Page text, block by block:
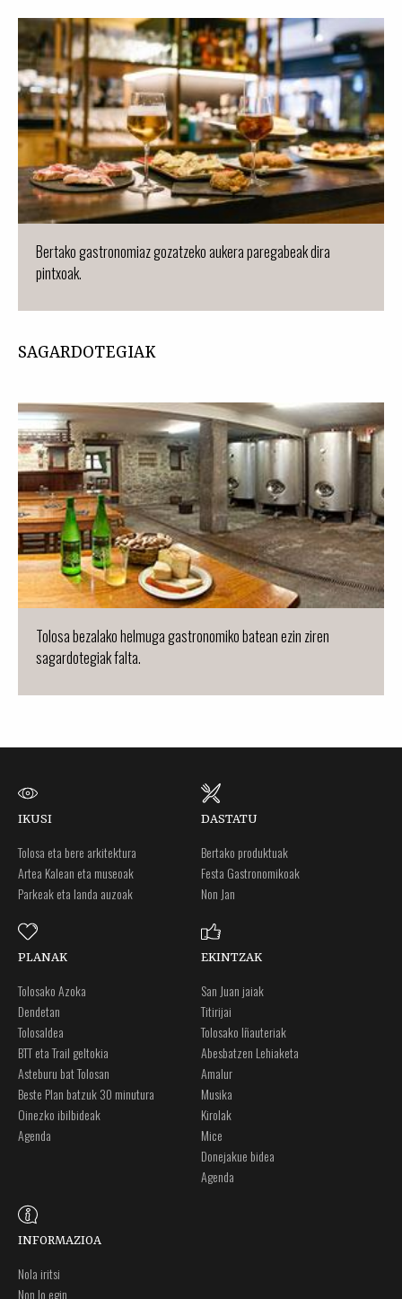
Bertako gastronomiaz gozatzeko aukera paregabeak dira
pintxoak.
SAGARDOTEGIAK
Tolosa bezalako helmuga gastronomiko batean ezin ziren
sagardotegiak falta.
IKUSI
Tolosa eta bere arkitektura
Artea Kalean eta museoak
Parkeak eta landa auzoak
DASTATU
Bertako produktuak
Festa Gastronomikoak
Non Jan
PLANAK
Tolosako Azoka
Dendetan
Tolosaldea
BTT eta Trail geltokia
Asteburu bat Tolosan
Beste Plan batzuk 30 minutura
Oinezko ibilbideak
Agenda
EKINTZAK
San Juan jaiak
Titirijai
Tolosako Iñauteriak
Abesbatzen Lehiaketa
Amalur
Musika
Kirolak
Mice
Donejakue bidea
Agenda
INFORMAZIOA
Nola iritsi
Non lo egin